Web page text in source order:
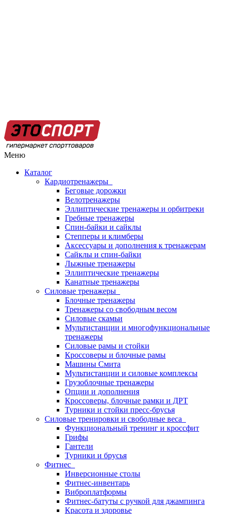
Меню
Каталог
Кардиотренажеры
Беговые дорожки
Велотренажеры
Эллиптические тренажеры и орбитреки
Гребные тренажеры
Спин-байки и сайклы
Степперы и климберы
Аксессуары и дополнения к тренажерам
Сайклы и спин-байки
Лыжные тренажеры
Эллиптические тренажеры
Канатные тренажеры
Силовые тренажеры
Блочные тренажеры
Тренажеры со свободным весом
Силовые скамьи
Мультистанции и многофункциональные
тренажеры
Силовые рамы и стойки
Кроссоверы и блочные рамы
Машины Смита
Мультистанции и силовые комплексы
Грузоблочные тренажеры
Опции и дополнения
Кроссоверы, блочные рамки и ДРТ
Турники и стойки пресс-брусья
Силовые тренировки и свободные веса
Функциональный тренинг и кроссфит
Грифы
Гантели
Турники и брусья
Фитнес
Инверсионные столы
Фитнес-инвентарь
Виброплатформы
Фитнес-батуты с ручкой для джампинга
Красота и здоровье